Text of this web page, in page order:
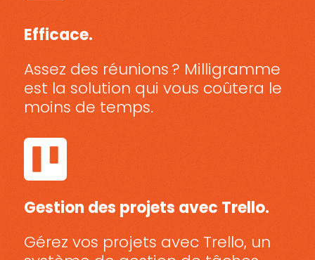
Efficace.
Assez des réunions ? Milligramme
est la solution qui vous coûtera le
moins de temps.
Gestion des projets avec Trello.
Gérez vos projets avec Trello, un